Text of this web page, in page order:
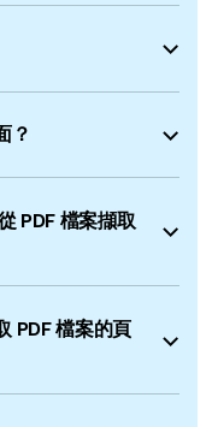
？
PDF 檔案擷取
PDF 檔案的頁